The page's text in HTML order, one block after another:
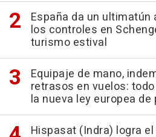
España da un
los controles en
turismo estival
Equipaje de mano,
retrasos en vuelos:
la nueva ley europea
Hispasat (Indra) logra